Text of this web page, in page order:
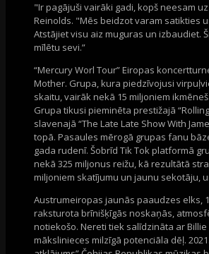
"Ir pagājuši vairāki gadi, kopš neesam
Reinolds. "Mēs beidzot varam satikties
Atstājiet visu aiz muguras un izbaudiet.
mīlētu sevi.”
“Mercury Worl Tour” Eiropas
Mother. Grupa, kura piedzīvojusi
skaitu, vairāk nekā 15 miljoniem
Grupa tikusi pieminēta prestižajā
slavenajā “The Late Late Show With
topā. Pasaules mērogā grupas fanu
gada rudenī. Šobrīd Tik Tok platformā
nekā 325 miljonus reižu, kā rezultātā
miljoniem skatījumu un jaunu sekotāju,
Austrumeiropas jaunās paaudzes elks,
raksturota brīnišķīgās noskaņās,
notiekošo. Nereti tiek salīdzināta ar
mākslinieces milzīgā potenciāla dēļ.